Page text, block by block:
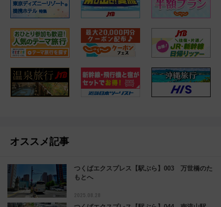
オススメ記事
つくばエクスプレス【駅ぶら】003 万世橋のた
もとへ
2025.08.28